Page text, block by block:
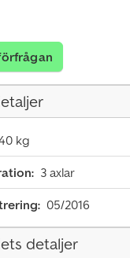
kg
3 axlar
05/2016
detaljer